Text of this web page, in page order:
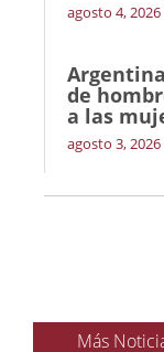
agosto 4, 2026
de
a las
agosto 3, 2026
Más